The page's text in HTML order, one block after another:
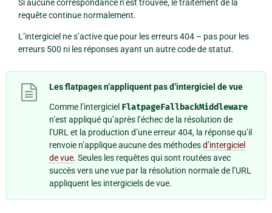
Si aucune correspondance n’est trouvée, le traitement de la
requête continue normalement.
L’intergiciel ne s’active que pour les erreurs 404 – pas pour les
erreurs 500 ni les réponses ayant un autre code de statut.
Les flatpages n’appliquent pas d’intergiciel de vue
Comme l’intergiciel FlatpageFallbackMiddleware
n’est appliqué qu’après l’échec de la résolution de
l’URL et la production d’une erreur 404, la réponse qu’il
renvoie n’applique aucune des méthodesd’intergiciel
de vue. Seules les requêtes qui sont routées avec
succès vers une vue par la résolution normale de l’URL
appliquent les intergiciels de vue.